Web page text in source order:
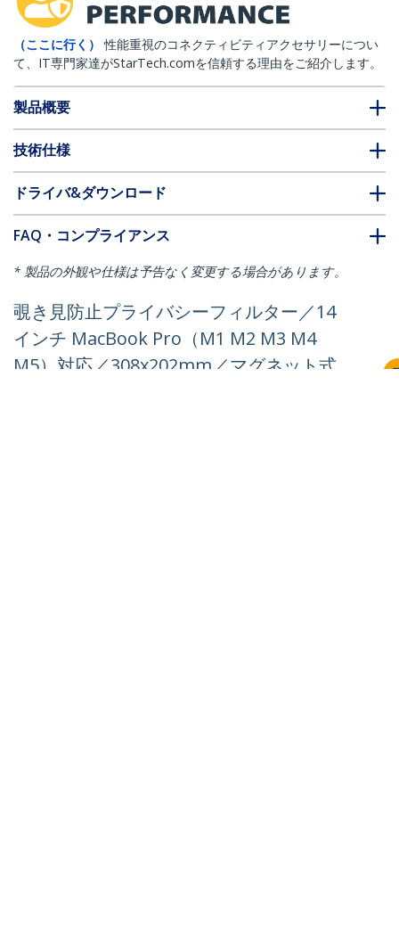
（ここに行く）
性能重視のコネクティビティアクセサリーについ
て、IT専門家達がStarTech.comを信頼する理由をご紹介します。
製品概要
技術仕様
ドライバ&ダウンロード
FAQ・コンプライアンス
* 製品の外観や仕様は予告なく変更する場合があります。
覗き見防止プライバシーフィルター／14
インチ MacBook Pro（M1 M2 M3 M4
M5）対応／308x202mm／マグネット式